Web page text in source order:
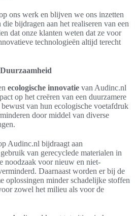
ons werk en blijven we ons inzetten
bijdragen aan het realiseren van een
dat onze klanten weten dat ze voor
technologieën altijd terecht
ecologische innovatie van Audinc.nl
op het creëren van een duurzamere
van hun ecologische voetafdruk
door middel van diverse
Audinc.nl bijdraagt aan
van gerecyclede materialen in
noodzaak voor nieuw en niet-
Daarnaast worden er bij de
oplossingen minder schadelijke stoffen
zowel het milieu als voor de